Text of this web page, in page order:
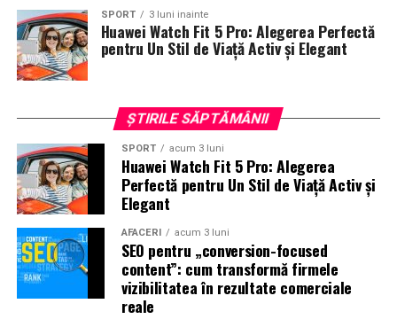
SPORT 3 luni inainte
Huawei Watch Fit 5 Pro: Alegerea Perfectă
pentru Un Stil de Viață Activ și Elegant
ȘTIRILE SĂPTĂMÂNII
SPORT acum 3 luni
Huawei Watch Fit 5 Pro: Alegerea
Perfectă pentru Un Stil de Viață Activ și
Elegant
AFACERI acum 3 luni
SEO pentru „conversion-focused
content”: cum transformă firmele
vizibilitatea în rezultate comerciale
reale